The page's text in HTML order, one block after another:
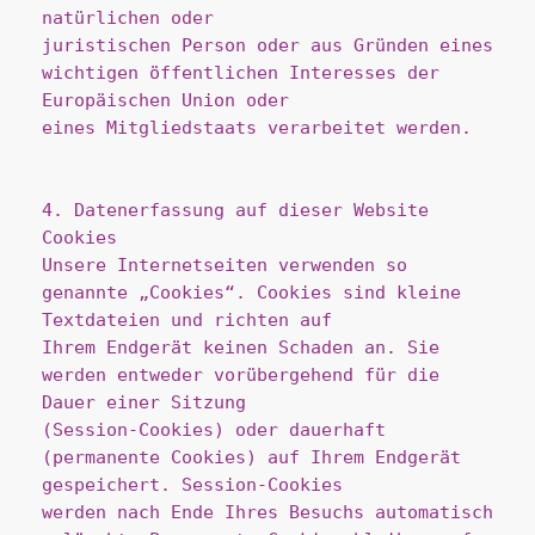
natürlichen oder
juristischen Person oder aus Gründen eines
wichtigen öffentlichen Interesses der
Europäischen Union oder
eines Mitgliedstaats verarbeitet werden.
4. Datenerfassung auf dieser Website
Cookies
Unsere Internetseiten verwenden so
genannte „Cookies“. Cookies sind kleine
Textdateien und richten auf
Ihrem Endgerät keinen Schaden an. Sie
werden entweder vorübergehend für die
Dauer einer Sitzung
(Session-Cookies) oder dauerhaft
(permanente Cookies) auf Ihrem Endgerät
gespeichert. Session-Cookies
werden nach Ende Ihres Besuchs automatisch